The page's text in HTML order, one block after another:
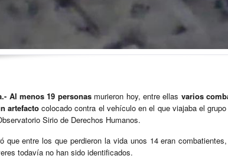
Al menos 19 personasmurieron hoy, entre ellas varios
artefactocolocado contra el vehículo en el que viajaba el
Sirio de Derechos Humanos.
que entre los que perdieron la vida unos 14 eran
todavía no han sido identificados.